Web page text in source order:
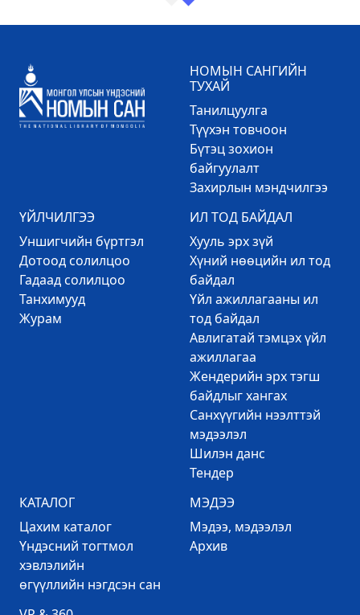
НОМЫН САНГИЙН
ТУХАЙ
Танилцуулга
Түүхэн товчоон
Бүтэц зохион
байгуулалт
Захирлын мэндчилгээ
ҮЙЛЧИЛГЭЭ
Уншигчийн бүртгэл
Дотоод солилцоо
Гадаад солилцоо
Танхимууд
Журам
ИЛ ТОД БАЙДАЛ
Хууль эрх зүй
Хүний нөөцийн ил тод
байдал
Үйл ажиллагааны ил
тод байдал
Авлигатай тэмцэх үйл
ажиллагаа
Жендерийн эрх тэгш
байдлыг хангах
Санхүүгийн нээлттэй
мэдээлэл
Шилэн данс
Тендер
КАТАЛОГ
Цахим каталог
Үндэсний тогтмол
хэвлэлийн
өгүүллийн нэгдсэн сан
МЭДЭЭ
Mэдээ, мэдээлэл
Архив